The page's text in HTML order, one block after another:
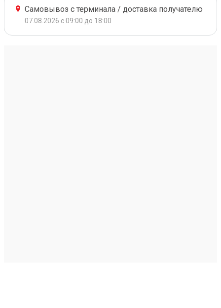
Самовывоз с терминала / доставка получателю
07.08.2026 с 09:00 до 18:00